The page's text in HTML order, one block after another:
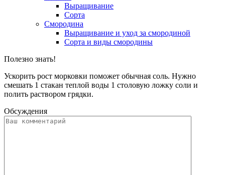
Выращивание
Сорта
Смородина
Выращивание и уход за смородиной
Сорта и виды смородины
Полезно знать!
Ускорить рост морковки поможет обычная соль. Нужно
смешать 1 стакан теплой воды 1 столовую ложку соли и
полить раствором грядки.
Обсуждения